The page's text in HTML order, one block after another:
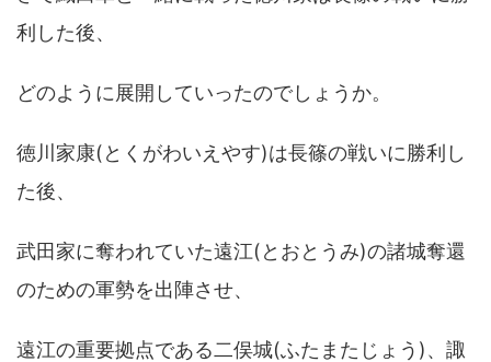
利した後、
どのように展開していったのでしょうか。
徳川家康(とくがわいえやす)は長篠の戦いに勝利し
た後、
武田家に奪われていた遠江(とおとうみ)の諸城奪還
のための軍勢を出陣させ、
遠江の重要拠点である二俣城(ふたまたじょう)、諏